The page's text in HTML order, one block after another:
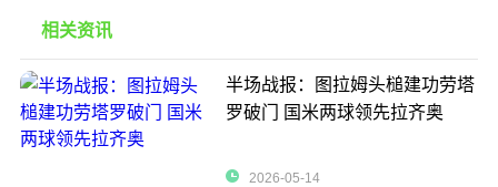
相关资讯
半场战报：图拉姆头槌建功劳塔
罗破门 国米两球领先拉齐奥
2026-05-14